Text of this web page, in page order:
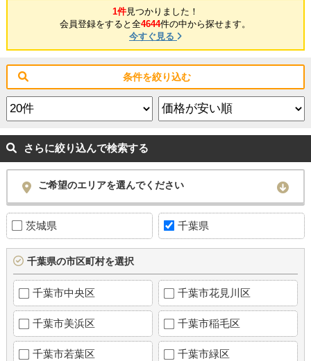
1件見つかりました！
会員登録をすると全4644件の中から探せます。
今すぐ見る
条件を絞り込む
さらに絞り込んで検索する
ご希望のエリアを選んでください
茨城県 千葉県
千葉県の市区町村を選択
千葉市中央区 千葉市花見川区
千葉市美浜区 千葉市稲毛区
千葉市若葉区 千葉市緑区